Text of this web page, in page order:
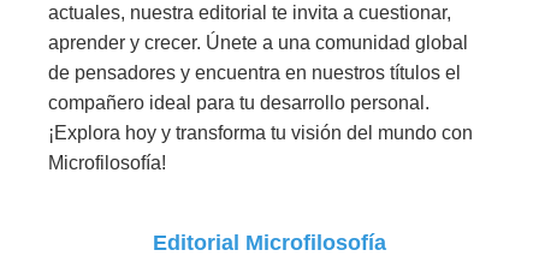
actuales, nuestra editorial te invita a cuestionar,
aprender y crecer. Únete a una comunidad global
de pensadores y encuentra en nuestros títulos el
compañero ideal para tu desarrollo personal.
¡Explora hoy y transforma tu visión del mundo con
Microfilosofía!
Editorial Microfilosofía